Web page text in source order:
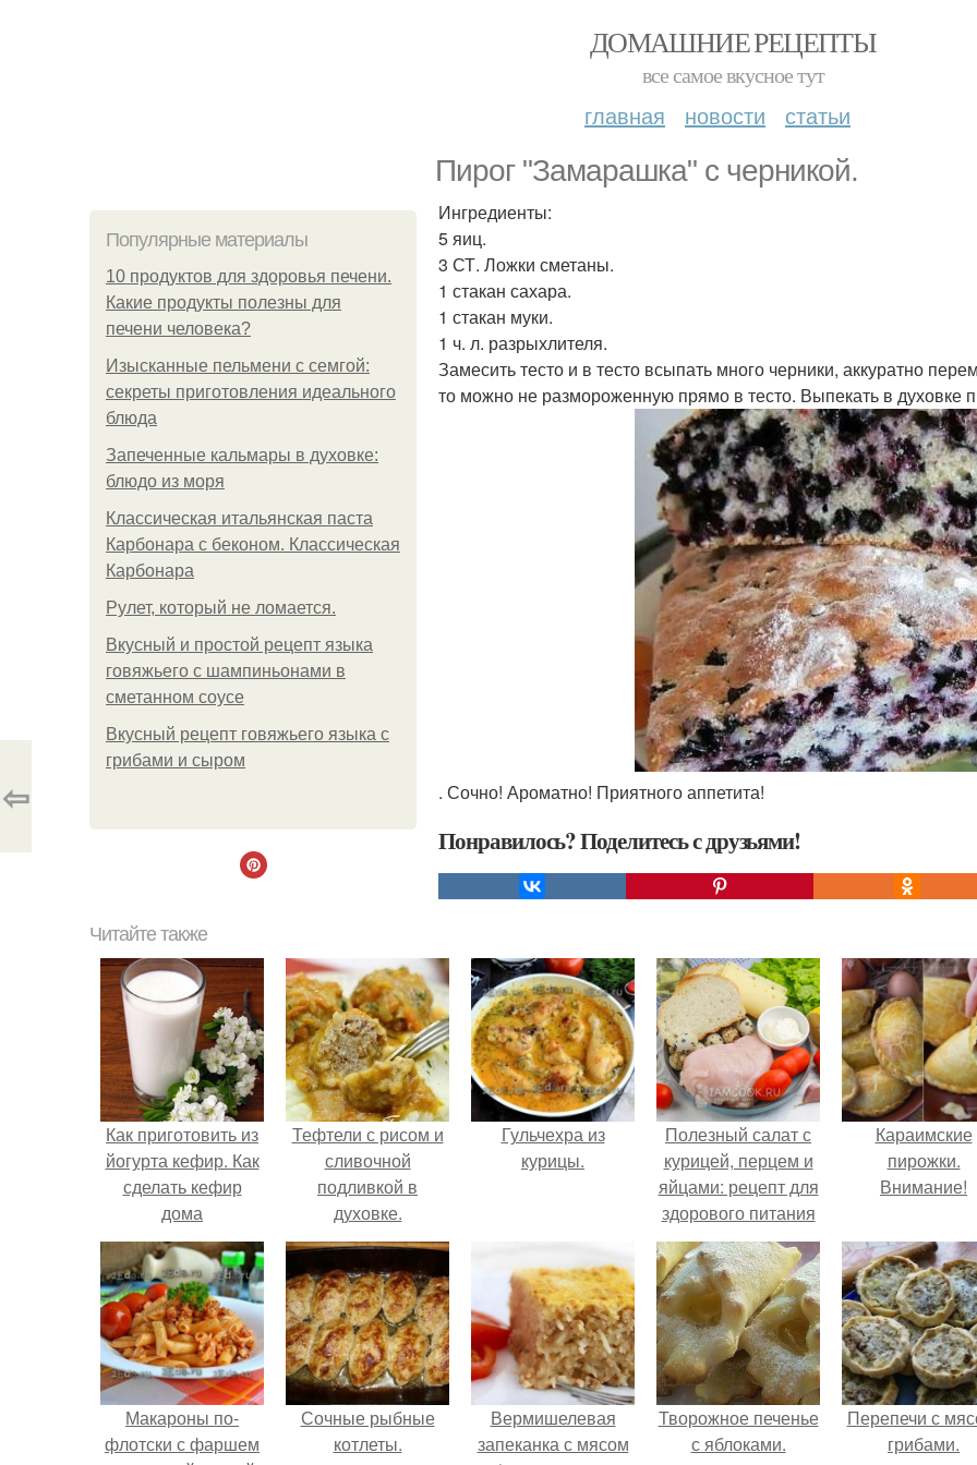
ДОМАШНИЕ РЕЦЕПТЫ
все самое вкусное тут
главная новости статьи
Пирог "Замарашка" с черникой.
Популярные материалы
10 продуктов для здоровья печени.
Какие продукты полезны для
печени человека?
Изысканные пельмени с семгой:
секреты приготовления идеального
блюда
Запеченные кальмары в духовке:
блюдо из моря
Классическая итальянская паста
Карбонара с беконом. Классическая
Карбонара
Рулет, который не ломается.
Вкусный и простой рецепт языка
говяжьего с шампиньонами в
сметанном соусе
Вкусный рецепт говяжьего языка с
грибами и сыром
Ингредиенты:
5 яиц.
3 СТ. Ложки сметаны.
1 стакан сахара.
1 стакан муки.
1 ч. л. разрыхлителя.
Замесить тесто и в тесто всыпать много черники, аккуратно
то можно не размороженную прямо в тесто. Выпекать в духовке
. Сочно! Ароматно! Приятного аппетита!
Понравилось? Поделитесь с друзьями!
⇦
Читайте также
Как приготовить из
йогурта кефир. Как
сделать кефир
дома
Тефтели с рисом и
сливочной
подливкой в
духовке.
Гульчехра из
курицы.
Полезный салат с
курицей, перцем и
яйцами: рецепт для
здорового питания
Караимские
пирожки.
Внимание!
Макароны по-
флотски с фаршем
Сочные рыбные
котлеты.
Вермишелевая
запеканка с мясом
Творожное печенье
с яблоками.
Перепечи с
грибами.